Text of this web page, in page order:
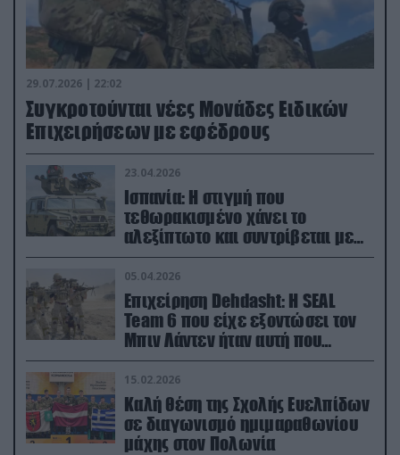
29.07.2026 | 22:02
Συγκροτούνται νέες Μονάδες Ειδικών
Επιχειρήσεων με εφέδρους
23.04.2026
Ισπανία: Η στιγμή που
τεθωρακισμένο χάνει το
αλεξίπτωτο και συντρίβεται με
ορμή στο έδαφος (βίντεο)
05.04.2026
Επιχείρηση Dehdasht: Η SEAL
Team 6 που είχε εξοντώσει τον
Μπιν Λάντεν ήταν αυτή που
διέσωσε τον πιλότο του F-15
15.02.2026
Καλή θέση της Σχολής Ευελπίδων
σε διαγωνισμό ημιμαραθωνίου
μάχης στον Πολωνία